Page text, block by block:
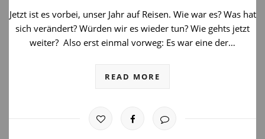
Jetzt ist es vorbei, unser Jahr auf Reisen. Wie war es? Was hat
sich verändert? Würden wir es wieder tun? Wie gehts jetzt
weiter? Also erst einmal vorweg: Es war eine der…
READ MORE